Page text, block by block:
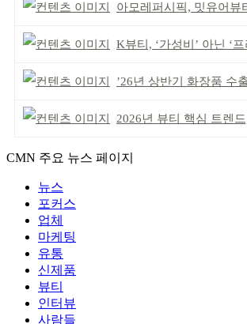
아모레퍼시픽, 밋유어뷰티 아
K뷰티, ‘가성비’ 아닌 ‘프리미엄
’26년 상반기 화장품 수출 70억
2026년 뷰티 핵심 트렌드,
CMN 주요 뉴스 페이지
뉴스
포커스
업체
마케팅
유통
신제품
뷰티
인터뷰
사람들